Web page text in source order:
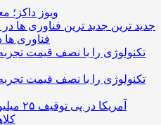
ویوز داکز؛
جدید ترین
فناوری
تکنولوژی را با نصف قیمت تجربه